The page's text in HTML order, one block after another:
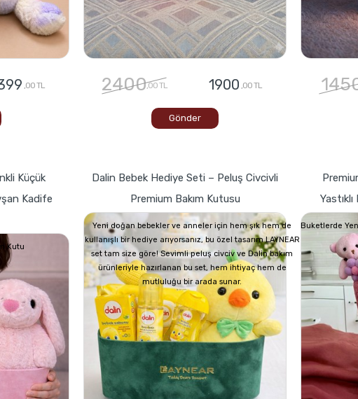
,00 TL 2400,00 TL 1900 ,00 TL
Gönder
Küçük
Kadife
Kutu
Dalin Bebek Hediye Seti – Peluş Civcivli
Premium Bakım Kutusu
Yeni doğan bebekler ve anneler için hem şık hem de
kullanışlı bir hediye arıyorsanız, bu özel tasarım LAYNEAR
set tam size göre! Sevimli peluş civciv ve Dalin bakım
ürünleriyle hazırlanan bu set, hem ihtiyaç hem de
mutluluğu bir arada sunar.
Buketlerde